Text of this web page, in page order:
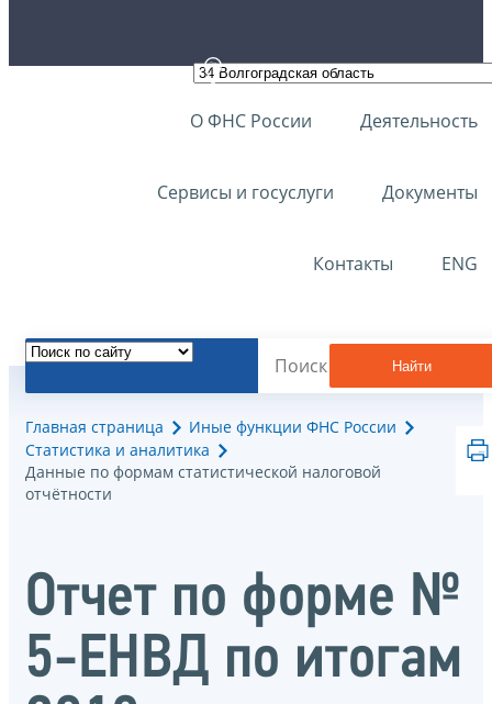
О ФНС России Деятельность
Сервисы и госуслуги Документы
Контакты ENG
Найти
Главная страница
Иные функции ФНС России
Статистика и аналитика
Данные по формам статистической налоговой
отчётности
Отчет по форме №
5-ЕНВД по итогам